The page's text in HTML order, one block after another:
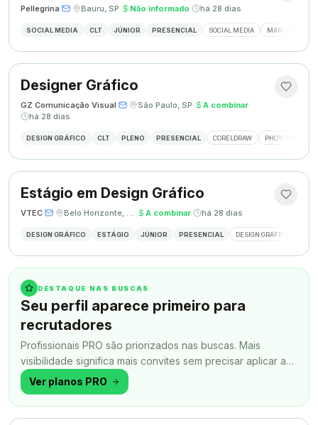
Pellegrina· · Bauru, SP· Não informado· há 28 dias
SOCIAL MEDIA CLT JÚNIOR PRESENCIAL SOCIAL MEDIA MARKETING
Designer Gráfico
GZ Comunicação Visual· · São Paulo, SP· A combinar·
há 28 dias
DESIGN GRÁFICO CLT PLENO PRESENCIAL CORELDRAW PHOTOSHOP
Estágio em Design Gráfico
VTEC· · Belo Horizonte, MG · A combinar· há 28 dias
DESIGN GRÁFICO ESTÁGIO JÚNIOR PRESENCIAL DESIGN GRÁFICO
DESTAQUE NAS BUSCAS
Seu perfil aparece primeiro para
recrutadores
Profissionais PRO são priorizados nas buscas. Mais
visibilidade significa mais convites sem precisar aplicar a
todo momento.
Ver planos PRO